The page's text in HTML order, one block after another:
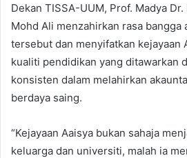
Dekan TISSA-UUM, Prof. Madya Dr.
Mohd Ali menzahirkan rasa bangga
tersebut dan menyifatkan kejayaan
kualiti pendidikan yang ditawarkan
konsisten dalam melahirkan
berdaya saing.
“Kejayaan Aaisya bukan sahaja
keluarga dan universiti, malah ia